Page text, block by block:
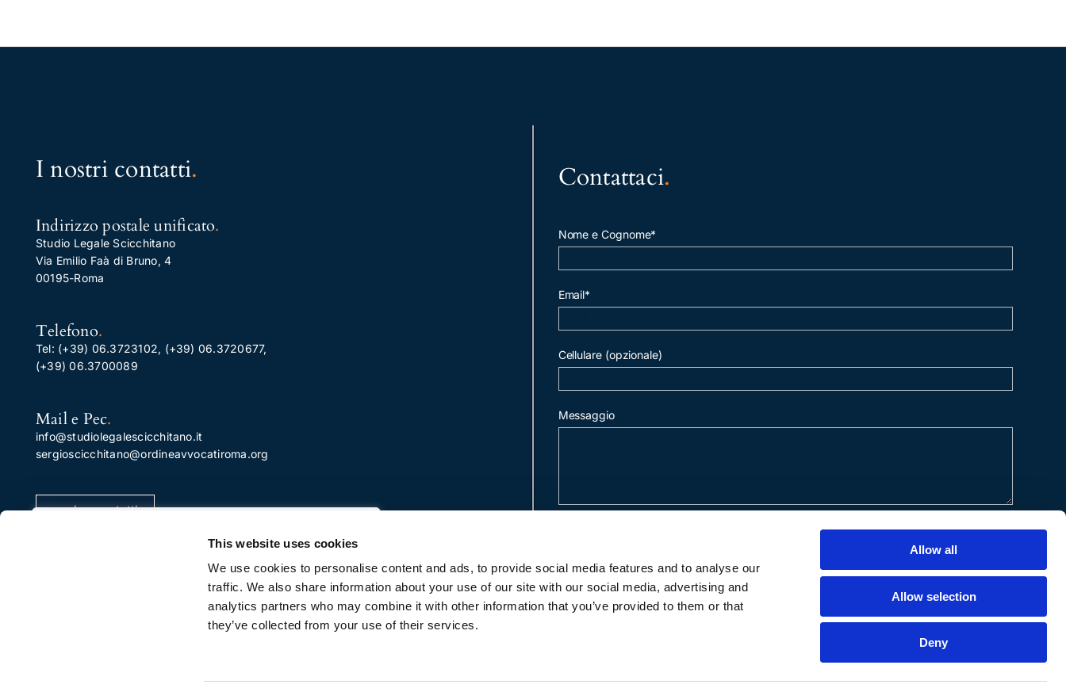
This website uses cookies
We use cookies to personalise content and ads, to provide social media features and to analyse our
traffic. We also share information about your use of our site with our social media, advertising and
analytics partners who may combine it with other information that you’ve provided to them or that
they’ve collected from your use of their services.
Allow all
Allow selection
Deny
Utilizziamo i cookie per migliorare la tua esperienza di
navigazione, pubblicare annunci o contenuti
personalizzati e analizzare il nostro traffico. Facendo clic
su "Accetta tutto", acconsenti al nostro utilizzo dei
I nostri contatti.
Indirizzo postale unificato.
Studio Legale Scicchitano
Via Emilio Faà di Bruno, 4
00195-Roma
Telefono.
Tel: (+39) 06.3723102, (+39) 06.3720677,
(+39) 06.3700089
Mail e Pec.
info@studiolegalescicchitano.it
sergioscicchitano@ordineavvocatiroma.org
pagina contatti
Contattaci.
Nome e Cognome*
Email*
Cellulare (opzionale)
Messaggio